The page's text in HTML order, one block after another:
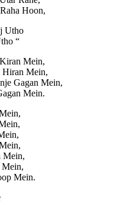
Hoon,
Utho
“
Mein,
Hiran Mein,
Gagan Mein,
Mein.
Mein,
Mein.